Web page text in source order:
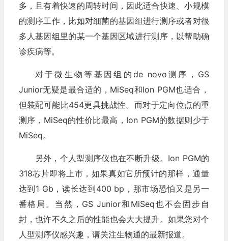
多，且有着快速的周转时间，因此适合快速、小规模
的测序工作，比如对细菌的基因组进行测序或者对很
多人基因组里的某一个基因区域进行测序，以帮助确
诊疾病等。
对于微生物等基因组的de novo测序，GS
Junior无疑是最合适的，MiSeq和Ion PGM也适合，
但装配可能比454更具挑战性。而对于定向位点的重
测序，MiSeq的性价比最高，Ion PGM的数据则少于
MiSeq。
另外，个人型测序仪也在不断升级。Ion PGM的
318芯片即将上市，如果真如它所预计的那样，通量
达到1 Gb，读长达到400 bp，那市场恐怕又是另一
番格局。当然，GS Junior和MiSeq也不会固步自
封，也许不久之后的性能也会大大提升。如果您对个
人型测序仪感兴趣，请关注生物通的最新报道。